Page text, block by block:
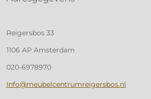
Reigersbos 33
1106 AP Amsterdam
020-6978970
Info@meubelcentrumreigersbos.nl